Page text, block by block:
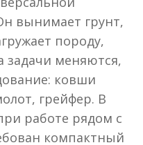
вынимает грунт,
породу,
задачи меняются,
ковши
грейфер. В
работе рядом с
компактный